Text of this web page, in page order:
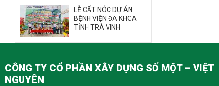
LỄ CẤT NÓC DỰ ÁN
BỆNH VIỆN ĐA KHOA
TỈNH TRÀ VINH
CÔNG TY CỔ PHẦN XÂY DỰNG SỐ MỘT – VIỆT
NGUYÊN